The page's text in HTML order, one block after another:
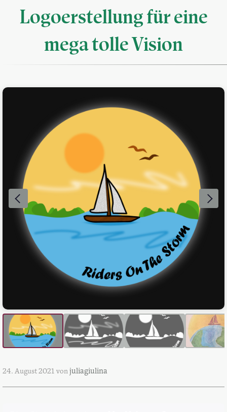
Logoerstellung für eine
mega tolle Vision
24. August 2021 von juliagiulina